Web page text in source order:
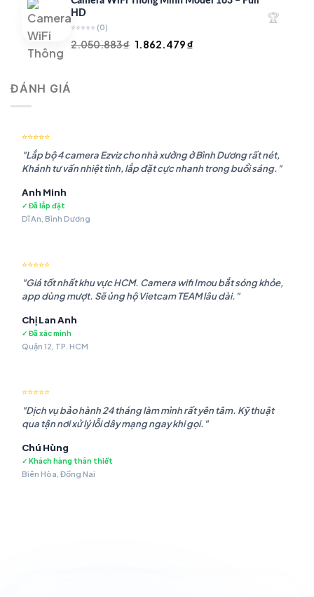
HD
⭐⭐⭐⭐⭐ (0)
2.050.883₫ Giá
1.862.479₫
🏆
ĐÁNH GIÁ
⭐⭐⭐⭐⭐
"Lắp bộ 4 camera Ezviz cho nhà xưởng ở Bình Dương rất nét,
Khánh tư vấn nhiệt tình, lắp đặt cực nhanh trong buổi sáng."
Anh Minh
✓ Đã lắp đặt
Dĩ An, Bình Dương
⭐⭐⭐⭐⭐
"Giá tốt nhất khu vực HCM. Camera wifi Imou bắt sóng khỏe,
app dùng mượt. Sẽ ủng hộ Vietcam TEAM lâu dài."
Chị Lan Anh
✓ Đã xác minh
Quận 12, TP. HCM
⭐⭐⭐⭐⭐
"Dịch vụ bảo hành 24 tháng làm mình rất yên tâm. Kỹ thuật
qua tận nơi xử lý lỗi dây mạng ngay khi gọi."
Chú Hùng
✓ Khách hàng thân thiết
Biên Hòa, Đồng Nai